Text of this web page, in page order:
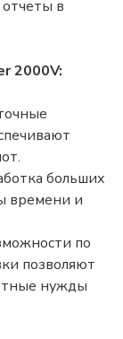
в
2000V:
больших
времени и
по
позволяют
нужды